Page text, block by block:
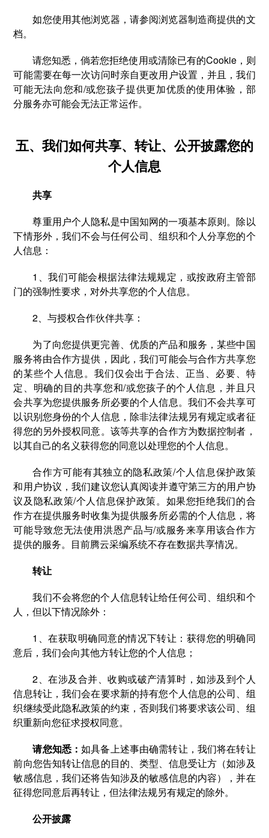
如您使用其他浏览器，请参阅浏览器制造商提供的文
档。
请您知悉，倘若您拒绝使用或清除已有的Cookie，则
可能需要在每一次访问时亲自更改用户设置，并且，我们
可能无法向您和/或您孩子提供更加优质的使用体验，部
分服务亦可能会无法正常运作。
五、我们如何共享、转让、公开披露您的
个人信息
共享
尊重用户个人隐私是中国知网的一项基本原则。除以
下情形外，我们不会与任何公司、组织和个人分享您的个
人信息：
1、我们可能会根据法律法规规定，或按政府主管部
门的强制性要求，对外共享您的个人信息。
2、与授权合作伙伴共享：
为了向您提供更完善、优质的产品和服务，某些中国
服务将由合作方提供，因此，我们可能会与合作方共享您
的某些个人信息。我们仅会出于合法、正当、必要、特
定、明确的目的共享您和/或您孩子的个人信息，并且只
会共享为您提供服务所必要的个人信息。我们不会共享可
以识别您身份的个人信息，除非法律法规另有规定或者征
得您的另外授权同意。该等共享的合作方为数据控制者，
以其自己的名义获得您的同意以处理您的个人信息。
合作方可能有其独立的隐私政策/个人信息保护政策
和用户协议，我们建议您认真阅读并遵守第三方的用户协
议及隐私政策/个人信息保护政策。如果您拒绝我们的合
作方在提供服务时收集为提供服务所必需的个人信息，将
可能导致您无法使用洪恩产品与/或服务来享用该合作方
提供的服务。目前腾云采编系统不存在数据共享情况。
转让
我们不会将您的个人信息转让给任何公司、组织和个
人，但以下情况除外：
1、在获取明确同意的情况下转让：获得您的明确同
意后，我们会向其他方转让您的个人信息；
2、在涉及合并、收购或破产清算时，如涉及到个人
信息转让，我们会在要求新的持有您个人信息的公司、组
织继续受此隐私政策的约束，否则我们将要求该公司、组
织重新向您征求授权同意。
请您知悉：如具备上述事由确需转让，我们将在转让
前向您告知转让信息的目的、类型、信息受让方（如涉及
敏感信息，我们还将告知涉及的敏感信息的内容），并在
征得您同意后再转让，但法律法规另有规定的除外。
公开披露